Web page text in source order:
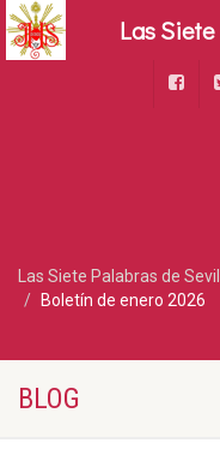
Las Siete Palabras de
Boletín de enero 2026
BLOG
Las